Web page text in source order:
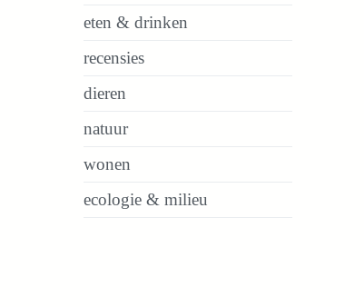
eten & drinken
recensies
dieren
natuur
wonen
ecologie & milieu